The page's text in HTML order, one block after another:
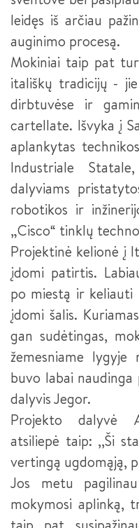
leidęs iš arčiau
auginimo procesą.
Mokiniai taip pat
itališkų tradicijų -
dirbtuvėse ir
cartellate. Išvyka į
aplankytas
Industriale
dalyviams
robotikos ir
„Cisco“ tinklų
Projektinė kelionė į
įdomi patirtis.
po miestą ir
įdomi šalis.
gan sudėtingas,
žemesniame
buvo labai
dalyvis Jegor.
Projekto dalyvė
atsiliepė taip: ,,Ši
vertingą ugdomąją,
Jos metu
mokymosi aplinką,